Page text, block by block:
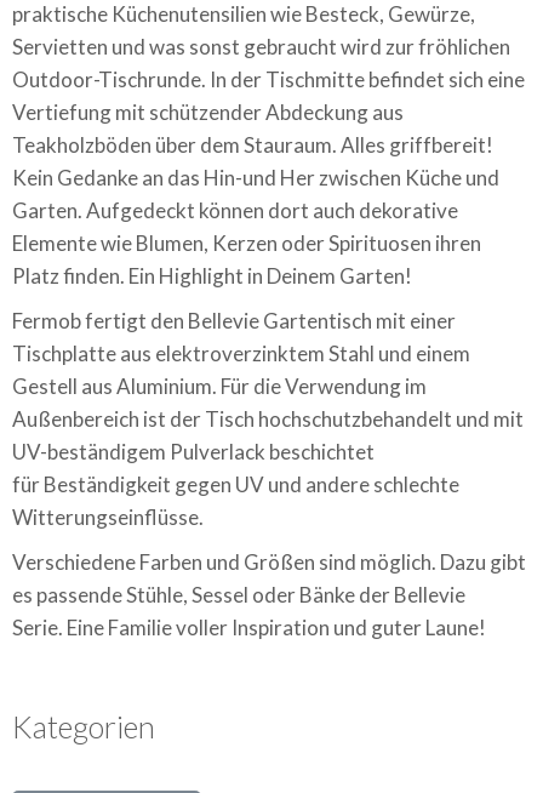
praktische Küchenutensilien wie Besteck, Gewürze,
Servietten und was sonst gebraucht wird zur fröhlichen
Outdoor-Tischrunde. In der Tischmitte befindet sich eine
Vertiefung mit schützender Abdeckung aus
Teakholzböden über dem Stauraum. Alles griffbereit!
Kein Gedanke an das Hin-und Her zwischen Küche und
Garten. Aufgedeckt können dort auch dekorative
Elemente wie Blumen, Kerzen oder Spirituosen ihren
Platz finden. Ein Highlight in Deinem Garten!
Fermob fertigt den Bellevie Gartentisch mit einer
Tischplatte aus elektroverzinktem Stahl und einem
Gestell aus Aluminium. Für die Verwendung im
Außenbereich ist der Tisch hochschutzbehandelt und mit
UV-beständigem Pulverlack beschichtet
für Beständigkeit gegen UV und andere schlechte
Witterungseinflüsse.
Verschiedene Farben und Größen sind möglich. Dazu gibt
es passende Stühle, Sessel oder Bänke der Bellevie
Serie. Eine Familie voller Inspiration und guter Laune!
Kategorien